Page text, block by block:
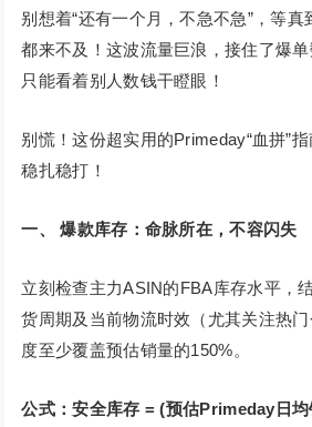
别想着“还有一个月，不急不急”，等
都来不及！这波流量巨浪，接住了爆
只能看着别人数钱干瞪眼！
别慌！这份超实用的Primeday“血拼”
稳扎稳打！
一、 爆款库存：命脉所在，不容闪失
立刻检查主力ASIN的FBA库存水平，
货周期及当前物流时效（尤其关注热
度至少覆盖预估销量的150%。
公式：安全库存 = (预估Primeday日